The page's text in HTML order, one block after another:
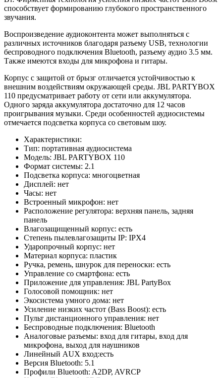
способствует формированию глубокого пространственного
звучания.
Воспроизведение аудиоконтента может выполняться с
различных источников благодаря разъему USB, технологии
беспроводного подключения Bluetooth, разъему аудио 3.5 мм.
Также имеются входы для микрофона и гитары.
Корпус с защитой от брызг отличается устойчивостью к
внешним воздействиям окружающей среды. JBL PARTYBOX
110 предусматривает работу от сети или аккумулятора.
Одного заряда аккумулятора достаточно для 12 часов
проигрывания музыки. Среди особенностей аудиосистемы
отмечается подсветка корпуса со световым шоу.
Характеристики:
Тип: портативная аудиосистема
Модель: JBL PARTYBOX 110
Формат системы: 2.1
Подсветка корпуса: многоцветная
Дисплей: нет
Часы: нет
Встроенный микрофон: нет
Расположение регулятора: верхняя панель, задняя
панель
Влагозащищенный корпус: есть
Степень пылевлагозащиты IP: IPX4
Ударопрочный корпус: нет
Материал корпуса: пластик
Ручка, ремень, шнурок для переноски: есть
Управление со смартфона: есть
Приложение для управления: JBL PartyBox
Голосовой помощник: нет
Экосистема умного дома: нет
Усиление низких частот (Bass Boost): есть
Пульт дистанционного управления: нет
Беспроводные подключения: Bluetooth
Аналоговые разъемы: вход для гитары, вход для
микрофона, выход для наушников
Линейный AUX вход:есть
Версия Bluetooth: 5.1
Профили Bluetooth: A2DP, AVRCP